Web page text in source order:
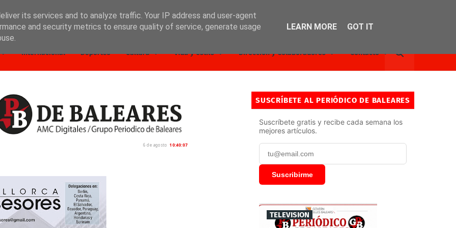
Internacional Deportes Cultura Vida y estilo Dirección y Colaboradores Contacto
6 de agosto 10:40:08
SUSCRÍBETE AL PERIÓDICO DE BALEARES
Suscríbete gratis y recibe cada semana los
mejores artículos.
Suscribirme
TELEVISION
its services and to analyze traffic. Your IP address and user-agent
and security metrics to ensure quality of service, generate usage
LEARN MORE GOT IT